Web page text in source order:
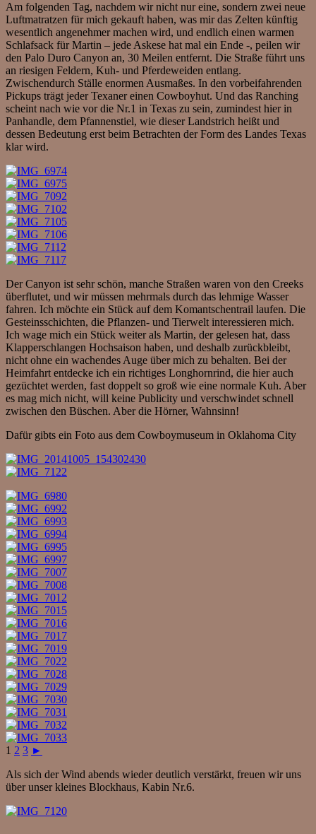
Am folgenden Tag, nachdem wir nicht nur eine, sondern zwei neue
Luftmatratzen für mich gekauft haben, was mir das Zelten künftig
wesentlich angenehmer machen wird, und endlich einen warmen
Schlafsack für Martin – jede Askese hat mal ein Ende -, peilen wir
den Palo Duro Canyon an, 30 Meilen entfernt. Die Straße führt uns
an riesigen Feldern, Kuh- und Pferdeweiden entlang.
Zwischendurch Ställe enormen Ausmaßes. In den vorbeifahrenden
Pickups trägt jeder Texaner einen Cowboyhut. Und das Ranching
scheint nach wie vor die Nr.1 in Texas zu sein, zumindest hier in
Panhandle, dem Pfannenstiel, wie dieser Landstrich heißt und
dessen Bedeutung erst beim Betrachten der Form des Landes Texas
klar wird.
Der Canyon ist sehr schön, manche Straßen waren von den Creeks
überflutet, und wir müssen mehrmals durch das lehmige Wasser
fahren. Ich möchte ein Stück auf dem Komantschentrail laufen. Die
Gesteinsschichten, die Pflanzen- und Tierwelt interessieren mich.
Ich wage mich ein Stück weiter als Martin, der gelesen hat, dass
Klapperschlangen Hochsaison haben, und deshalb zurückbleibt,
nicht ohne ein wachendes Auge über mich zu behalten. Bei der
Heimfahrt entdecke ich ein richtiges Longhornrind, die hier auch
gezüchtet werden, fast doppelt so groß wie eine normale Kuh. Aber
es mag mich nicht, will keine Publicity und verschwindet schnell
zwischen den Büschen. Aber die Hörner, Wahnsinn!
Dafür gibts ein Foto aus dem Cowboymuseum in Oklahoma City
1 2 3 ►
Als sich der Wind abends wieder deutlich verstärkt, freuen wir uns
über unser kleines Blockhaus, Kabin Nr.6.